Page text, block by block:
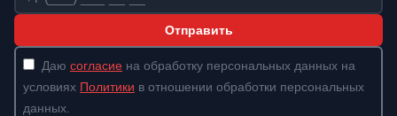
Отправить
Даю согласие на обработку персональных данных на
условиях Политики в отношении обработки персональных
данных.